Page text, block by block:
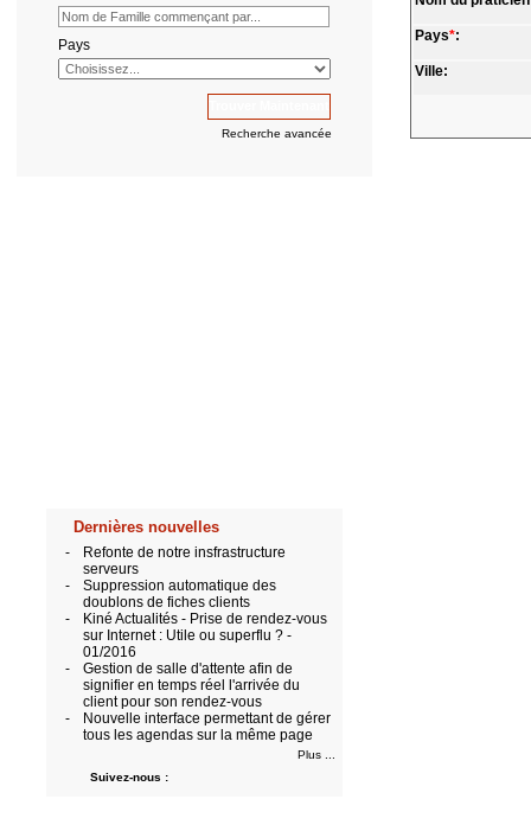
Pays
Recherche avancée
Dernières nouvelles
-
Refonte de notre insfrastructure
serveurs
-
Suppression automatique des
doublons de fiches clients
-
Kiné Actualités - Prise de rendez-vous
sur Internet : Utile ou superflu ? -
01/2016
-
Gestion de salle d'attente afin de
signifier en temps réel l'arrivée du
client pour son rendez-vous
-
Nouvelle interface permettant de gérer
tous les agendas sur la même page
Plus ...
Suivez-nous :
Pays*:
Ville: